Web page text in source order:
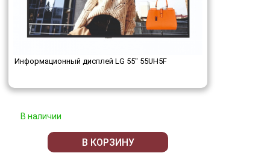
Информационный дисплей LG 55" 55UH5F
В наличии
В КОРЗИНУ